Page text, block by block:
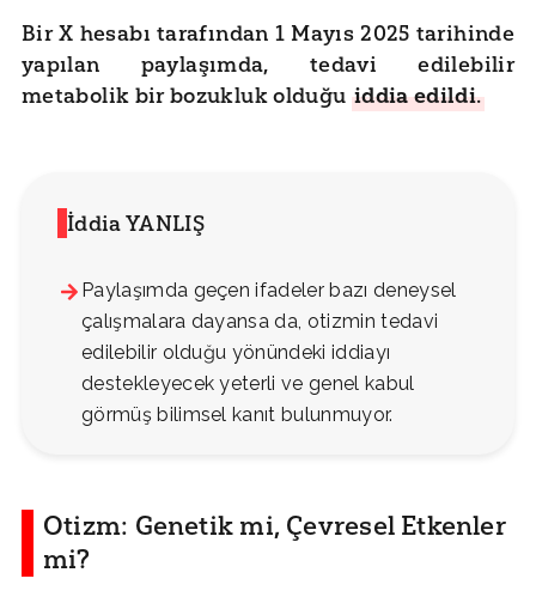
Bir X hesabı tarafından 1 Mayıs 2025 tarihinde
yapılan paylaşımda, tedavi edilebilir
metabolik bir bozukluk olduğu iddia edildi.
İddia YANLIŞ
Paylaşımda geçen ifadeler bazı deneysel
çalışmalara dayansa da, otizmin tedavi
edilebilir olduğu yönündeki iddiayı
destekleyecek yeterli ve genel kabul
görmüş bilimsel kanıt bulunmuyor.
Otizm: Genetik mi, Çevresel Etkenler
mi?